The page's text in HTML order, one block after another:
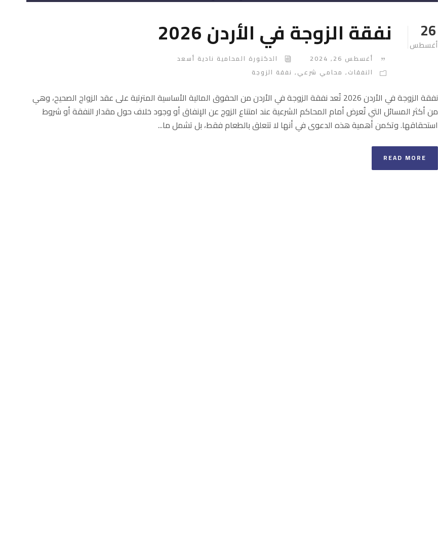
26
أغسطس نفقة الزوجة في الأردن 2026
أغسطس 26, 2024
الدكتورة المحامية نادية أسعد
النفقات, محامي شرعي, نفقة الزوجة
نفقة الزوجة في الأردن 2026 تُعد نفقة الزوجة في الأردن من الحقوق المالية الأساسية المترتبة على عقد الزواج الصحيح، وهي
من أكثر المسائل التي تُعرض أمام المحاكم الشرعية عند امتناع الزوج عن الإنفاق أو وجود خلاف حول مقدار النفقة أو شروط
استحقاقها. وتكمن أهمية هذه الدعوى في أنها لا تتعلق بالطعام فقط، بل تشمل ما...
READ MORE